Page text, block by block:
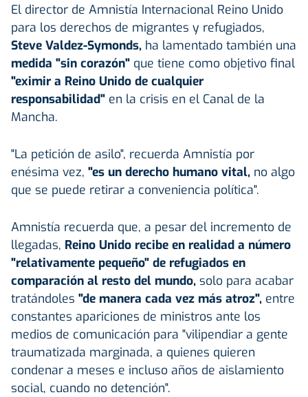
El director de Amnistía Internacional Reino Unido
para los derechos de migrantes y refugiados,
Steve Valdez-Symonds, ha lamentado también una
medida "sin corazón" que tiene como objetivo final
"eximir a Reino Unido de cualquier
responsabilidad" en la crisis en el Canal de la
Mancha.
"La petición de asilo", recuerda Amnistía por
enésima vez, "es un derecho humano vital, no algo
que se puede retirar a conveniencia política".
Amnistía recuerda que, a pesar del incremento de
llegadas, Reino Unido recibe en realidad a número
"relativamente pequeño" de refugiados en
comparación al resto del mundo, solo para acabar
tratándoles "de manera cada vez más atroz", entre
constantes apariciones de ministros ante los
medios de comunicación para "vilipendiar a gente
traumatizada marginada, a quienes quieren
condenar a meses e incluso años de aislamiento
social, cuando no detención".